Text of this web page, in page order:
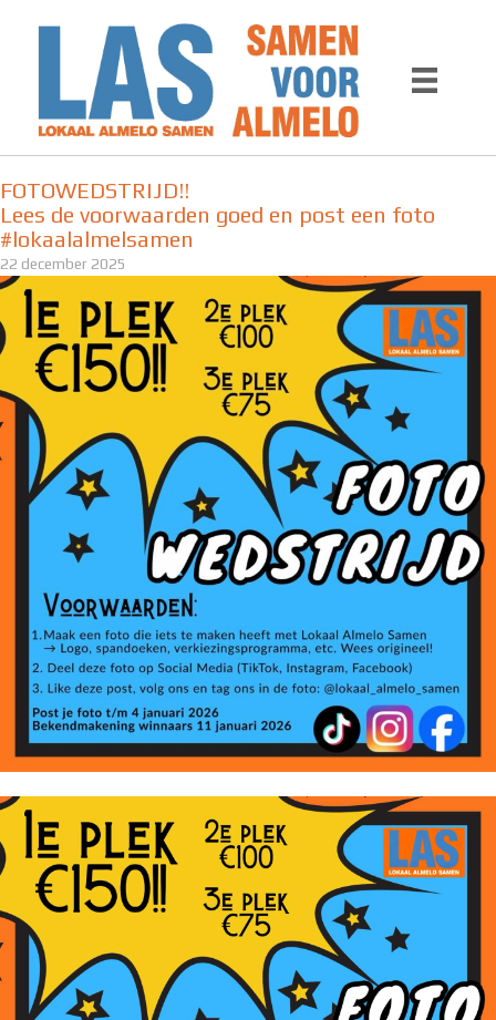
FOTOWEDSTRIJD!!
Lees de voorwaarden goed en post een foto
#lokaalalmelsamen
22 december 2025